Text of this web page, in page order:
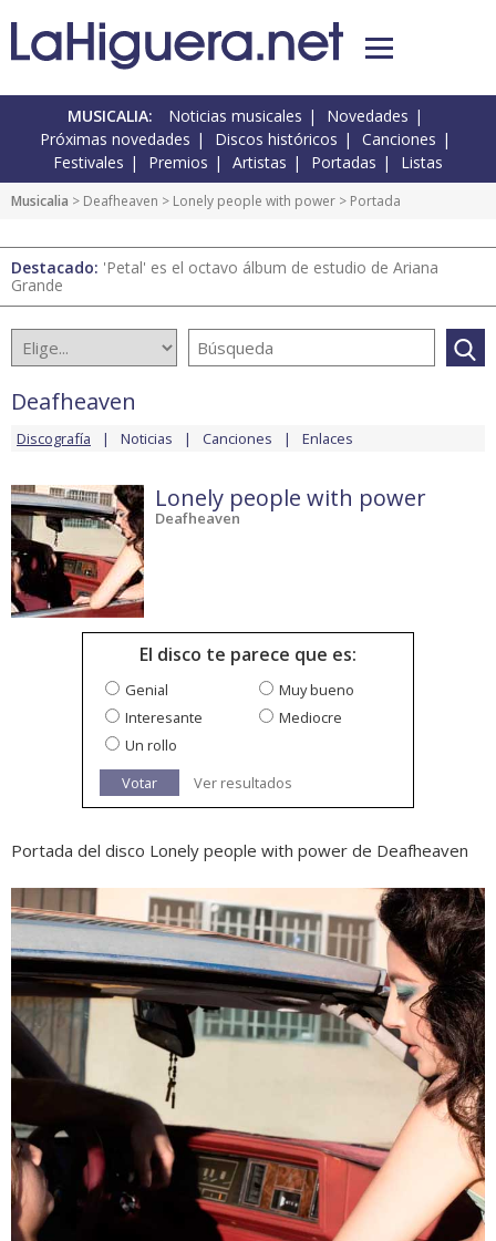
MUSICALIA: Noticias musicales
Novedades
Próximas novedades
Discos históricos
Canciones
Festivales
Premios Artistas Portadas Listas
Musicalia > Deafheaven > Lonely people with power > Portada
Destacado: 'Petal' es el octavo álbum de estudio de Ariana
Grande
Deafheaven
Discografía Noticias Canciones Enlaces
Lonely people with power
Deafheaven
El disco te parece que es:
Genial
Muy bueno
Interesante
Mediocre
Un rollo
Votar
Ver resultados
Portada del disco Lonely people with power de Deafheaven